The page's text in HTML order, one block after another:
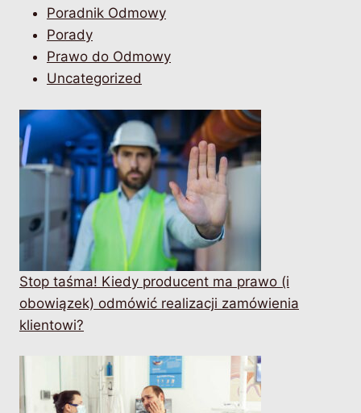
Poradnik Odmowy
Porady
Prawo do Odmowy
Uncategorized
Stop taśma! Kiedy producent ma prawo (i
obowiązek) odmówić realizacji zamówienia
klientowi?